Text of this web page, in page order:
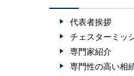
代表者挨拶
チェスターミッ
専門家紹介
専門性の高い相